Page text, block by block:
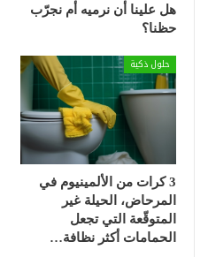
هل علينا أن نرميه أم نجرّب
حظنا؟
حلول ذكية
3 كرات من الألمينيوم في
المرحاض، الحيلة غير
المتوقّعة التي تجعل
الحمامات أكثر نظافة…